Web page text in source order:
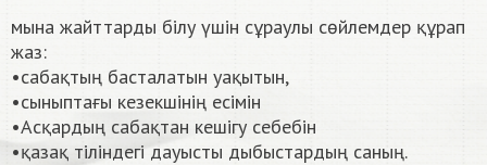
мына жайттарды білу үшін сұраулы сөйлемдер құрап
жаз:
•сабақтың басталатын уақытын,
•сыныптағы кезекшінің есімін
•Асқардың сабақтан кешігу себебін
•қазақ тіліндегі дауысты дыбыстардың саның. ​